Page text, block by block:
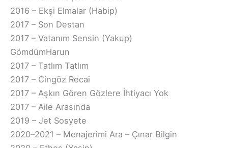
2016 – Ekşi Elmalar (Habip)
2017 – Son Destan
2017 – Vatanım Sensin (Yakup)
GömdümHarun
2017 – Tatlım Tatlım
2017 – Cingöz Recai
2017 – Aşkın Gören Gözlere İhtiyacı Yok
2017 – Aile Arasında
2019 – Jet Sosyete
2020–2021 – Menajerimi Ara – Çınar Bilgin